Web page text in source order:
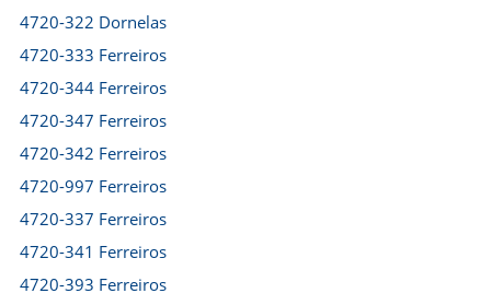
4720-322 Dornelas
4720-333 Ferreiros
4720-344 Ferreiros
4720-347 Ferreiros
4720-342 Ferreiros
4720-997 Ferreiros
4720-337 Ferreiros
4720-341 Ferreiros
4720-393 Ferreiros